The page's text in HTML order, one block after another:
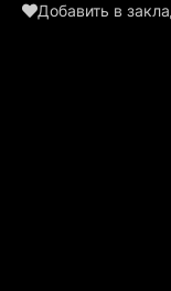
Добавить в